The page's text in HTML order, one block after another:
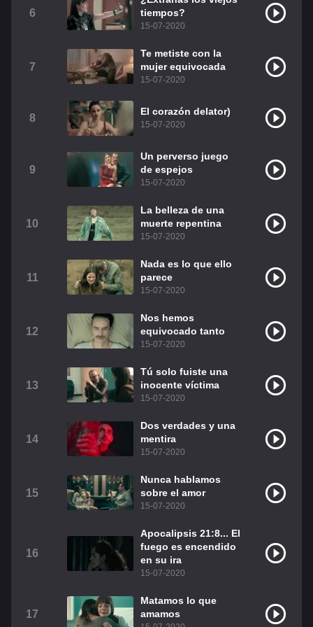
Christian Chavez Christopher Von Uckermann
RBD Como Assistir Legendado
6
tiempos?
15-07-2020
7
Te metiste con la
mujer equivocada
15-07-2020
8
El corazón delator)
15-07-2020
9
Un perverso juego
de espejos
15-07-2020
10
La belleza de una
muerte repentina
15-07-2020
11
Nada es lo que ello
parece
15-07-2020
12
Nos hemos
equivocado tanto
15-07-2020
13
Tú solo fuiste una
inocente víctima
15-07-2020
14
Dos verdades y una
mentira
15-07-2020
15
Nunca hablamos
sobre el amor
15-07-2020
16
Apocalipsis 21:8... El
fuego es encendido
en su ira
15-07-2020
17
Matamos lo que
amamos